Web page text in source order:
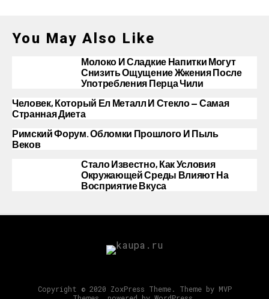
You May Also Like
Молоко И Сладкие Напитки Могут
Снизить Ощущение Жжения После
Употребления Перца Чили
Человек, Который Ел Металл И Стекло — Самая
Странная Диета
Римский Форум. Обломки Прошлого И Пыль
Веков
Стало Известно, Как Условия
Окружающей Среды Влияют На
Восприятие Вкуса
Copyright © 2020 ZoxPress Theme. Theme by MVP